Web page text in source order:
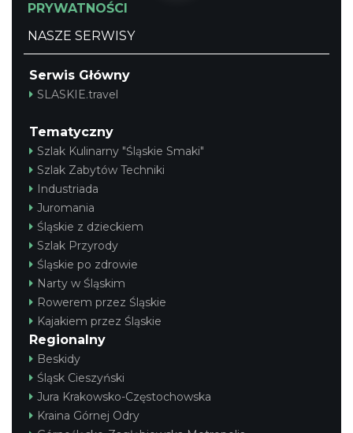
PRYWATNOŚCI
NASZE SERWISY
Serwis Główny
SLASKIE.travel
Tematyczny
Szlak Kulinarny "Śląskie Smaki"
Szlak Zabytów Techniki
Industriada
Juromania
Śląskie z dzieckiem
Szlak Przyrody
Śląskie po zdrowie
Narty w Śląskim
Rowerem przez Śląskie
Kajakiem przez Śląskie
Regionalny
Beskidy
Śląsk Cieszyński
Jura Krakowsko-Częstochowska
Kraina Górnej Odry